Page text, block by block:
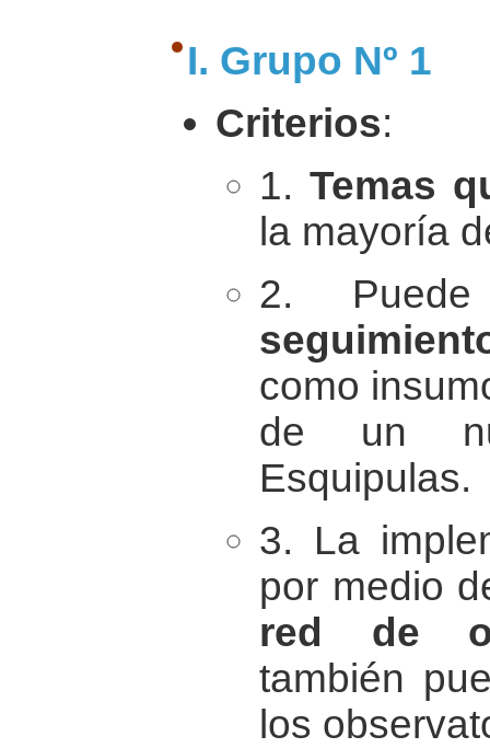
I. Grupo Nº 1
Criterios:
1. Temas
la mayoría
2.
como
de un
Esquipulas.
3. La
por medio
red de
también
los